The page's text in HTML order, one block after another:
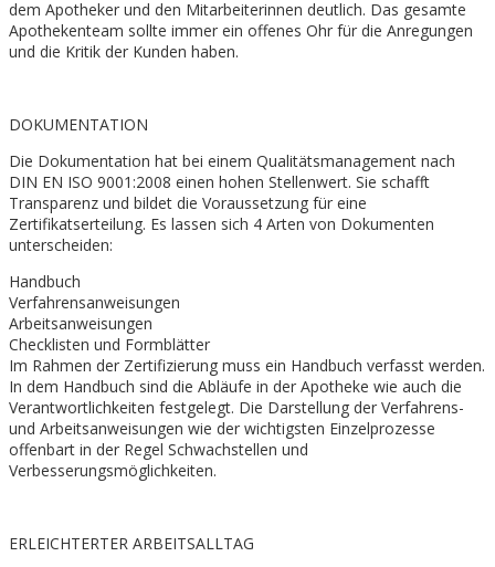
dem Apotheker und den Mitarbeiterinnen deutlich. Das gesamte
Apothekenteam sollte immer ein offenes Ohr für die Anregungen
und die Kritik der Kunden haben.
DOKUMENTATION
Die Dokumentation hat bei einem Qualitätsmanagement nach
DIN EN ISO 9001:2008 einen hohen Stellenwert. Sie schafft
Transparenz und bildet die Voraussetzung für eine
Zertifikatserteilung. Es lassen sich 4 Arten von Dokumenten
unterscheiden:
Handbuch
Verfahrensanweisungen
Arbeitsanweisungen
Checklisten und Formblätter
Im Rahmen der Zertifizierung muss ein Handbuch verfasst werden.
In dem Handbuch sind die Abläufe in der Apotheke wie auch die
Verantwortlichkeiten festgelegt. Die Darstellung der Verfahrens-
und Arbeitsanweisungen wie der wichtigsten Einzelprozesse
offenbart in der Regel Schwachstellen und
Verbesserungsmöglichkeiten.
ERLEICHTERTER ARBEITSALLTAG